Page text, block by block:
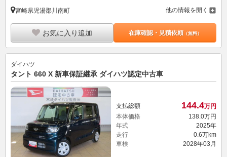
宮崎県児湯郡川南町 他の情報を開く
お気に入り追加 在庫確認・見積依頼（無料）
ダイハツ
タント 660 X 新車保証継承 ダイハツ認定中古車
支払総額 144.4万円
本体価格
138. 0万円
年式
2025年
走行
0.6万km
車検
2028年03月